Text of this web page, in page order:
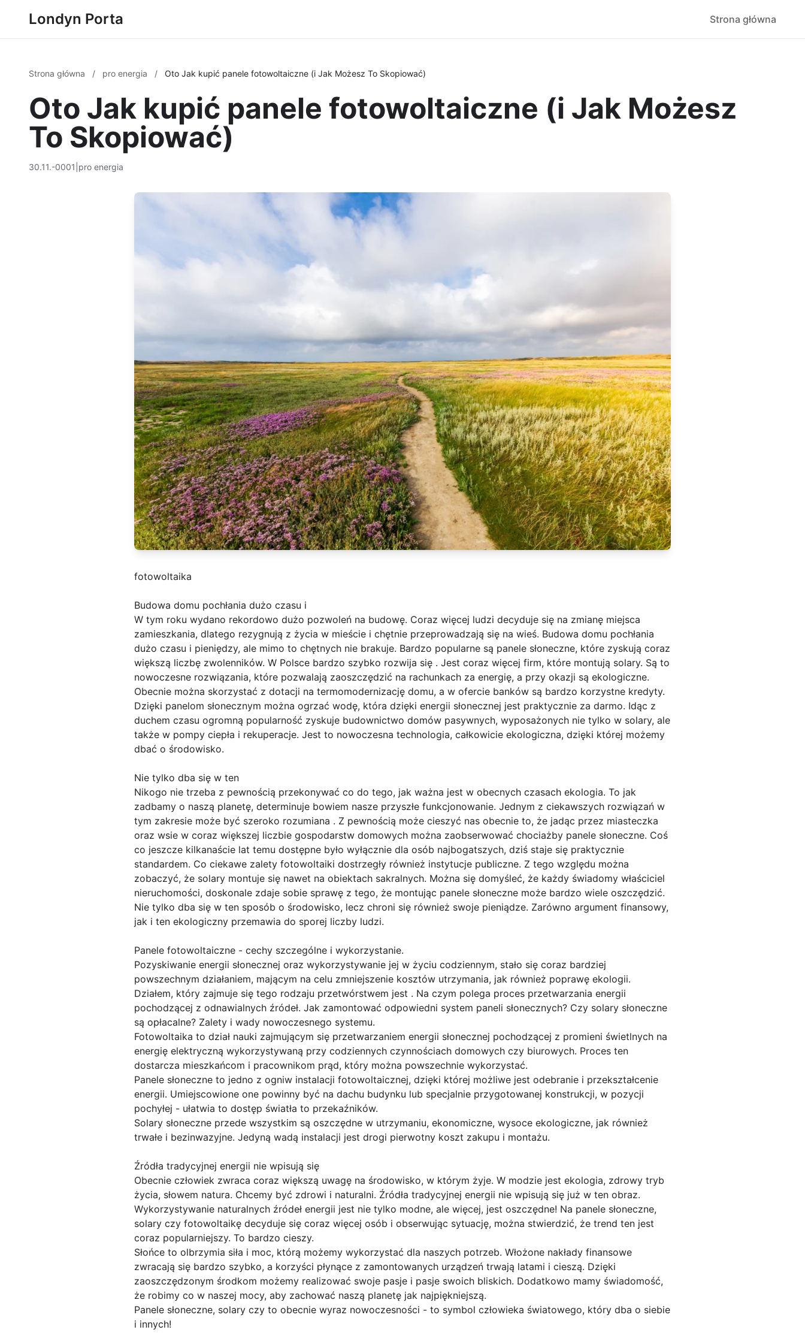
Londyn Porta Strona główna
Strona główna / pro energia / Oto Jak kupić panele fotowoltaiczne (i Jak Możesz To Skopiować)
Oto Jak kupić panele fotowoltaiczne (i Jak Możesz
To Skopiować)
30.11.-0001 pro energia
fotowoltaika
Budowa domu pochłania dużo czasu i
W tym roku wydano rekordowo dużo pozwoleń na budowę. Coraz więcej ludzi decyduje się na zmianę miejsca
zamieszkania, dlatego rezygnują z życia w mieście i chętnie przeprowadzają się na wieś. Budowa domu pochłania
dużo czasu i pieniędzy, ale mimo to chętnych nie brakuje. Bardzo popularne są panele słoneczne, które zyskują coraz
większą liczbę zwolenników. W Polsce bardzo szybko rozwija się . Jest coraz więcej firm, które montują solary. Są to
nowoczesne rozwiązania, które pozwalają zaoszczędzić na rachunkach za energię, a przy okazji są ekologiczne.
Obecnie można skorzystać z dotacji na termomodernizację domu, a w ofercie banków są bardzo korzystne kredyty.
Dzięki panelom słonecznym można ogrzać wodę, która dzięki energii słonecznej jest praktycznie za darmo. Idąc z
duchem czasu ogromną popularność zyskuje budownictwo domów pasywnych, wyposażonych nie tylko w solary, ale
także w pompy ciepła i rekuperacje. Jest to nowoczesna technologia, całkowicie ekologiczna, dzięki której możemy
dbać o środowisko.
Nie tylko dba się w ten
Nikogo nie trzeba z pewnością przekonywać co do tego, jak ważna jest w obecnych czasach ekologia. To jak
zadbamy o naszą planetę, determinuje bowiem nasze przyszłe funkcjonowanie. Jednym z ciekawszych rozwiązań w
tym zakresie może być szeroko rozumiana . Z pewnością może cieszyć nas obecnie to, że jadąc przez miasteczka
oraz wsie w coraz większej liczbie gospodarstw domowych można zaobserwować chociażby panele słoneczne. Coś
co jeszcze kilkanaście lat temu dostępne było wyłącznie dla osób najbogatszych, dziś staje się praktycznie
standardem. Co ciekawe zalety fotowoltaiki dostrzegły również instytucje publiczne. Z tego względu można
zobaczyć, że solary montuje się nawet na obiektach sakralnych. Można się domyśleć, że każdy świadomy właściciel
nieruchomości, doskonale zdaje sobie sprawę z tego, że montując panele słoneczne może bardzo wiele oszczędzić.
Nie tylko dba się w ten sposób o środowisko, lecz chroni się również swoje pieniądze. Zarówno argument finansowy,
jak i ten ekologiczny przemawia do sporej liczby ludzi.
Panele fotowoltaiczne - cechy szczególne i wykorzystanie.
Pozyskiwanie energii słonecznej oraz wykorzystywanie jej w życiu codziennym, stało się coraz bardziej
powszechnym działaniem, mającym na celu zmniejszenie kosztów utrzymania, jak również poprawę ekologii.
Działem, który zajmuje się tego rodzaju przetwórstwem jest . Na czym polega proces przetwarzania energii
pochodzącej z odnawialnych źródeł. Jak zamontować odpowiedni system paneli słonecznych? Czy solary słoneczne
są opłacalne? Zalety i wady nowoczesnego systemu.
Fotowoltaika to dział nauki zajmującym się przetwarzaniem energii słonecznej pochodzącej z promieni świetlnych na
energię elektryczną wykorzystywaną przy codziennych czynnościach domowych czy biurowych. Proces ten
dostarcza mieszkańcom i pracownikom prąd, który można powszechnie wykorzystać.
Panele słoneczne to jedno z ogniw instalacji fotowoltaicznej, dzięki której możliwe jest odebranie i przekształcenie
energii. Umiejscowione one powinny być na dachu budynku lub specjalnie przygotowanej konstrukcji, w pozycji
pochyłej - ułatwia to dostęp światła to przekaźników.
Solary słoneczne przede wszystkim są oszczędne w utrzymaniu, ekonomiczne, wysoce ekologiczne, jak również
trwałe i bezinwazyjne. Jedyną wadą instalacji jest drogi pierwotny koszt zakupu i montażu.
Źródła tradycyjnej energii nie wpisują się
Obecnie człowiek zwraca coraz większą uwagę na środowisko, w którym żyje. W modzie jest ekologia, zdrowy tryb
życia, słowem natura. Chcemy być zdrowi i naturalni. Źródła tradycyjnej energii nie wpisują się już w ten obraz.
Wykorzystywanie naturalnych źródeł energii jest nie tylko modne, ale więcej, jest oszczędne! Na panele słoneczne,
solary czy fotowoltaikę decyduje się coraz więcej osób i obserwując sytuację, można stwierdzić, że trend ten jest
coraz popularniejszy. To bardzo cieszy.
Słońce to olbrzymia siła i moc, którą możemy wykorzystać dla naszych potrzeb. Włożone nakłady finansowe
zwracają się bardzo szybko, a korzyści płynące z zamontowanych urządzeń trwają latami i cieszą. Dzięki
zaoszczędzonym środkom możemy realizować swoje pasje i pasje swoich bliskich. Dodatkowo mamy świadomość,
że robimy co w naszej mocy, aby zachować naszą planetę jak najpiękniejszą.
Panele słoneczne, solary czy to obecnie wyraz nowoczesności - to symbol człowieka światowego, który dba o siebie
i innych!